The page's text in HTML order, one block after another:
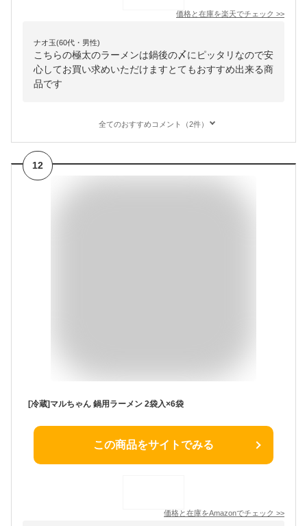
価格と在庫を楽天でチェック >>
ナオ玉(60代・男性)
こちらの極太のラーメンは鍋後の〆にピッタリなので安
心してお買い求めいただけますとてもおすすめ出来る商
品です
全てのおすすめコメント（2件）
12
[冷蔵]マルちゃん 鍋用ラーメン 2袋入×6袋
この商品をサイトでみる
価格と在庫をAmazonでチェック >>